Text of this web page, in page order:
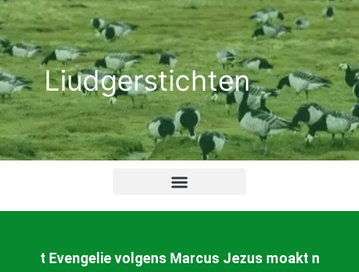
Ga
naar
de
inhoudLiudgerstichten
t Evengelie volgens Marcus Jezus moakt n